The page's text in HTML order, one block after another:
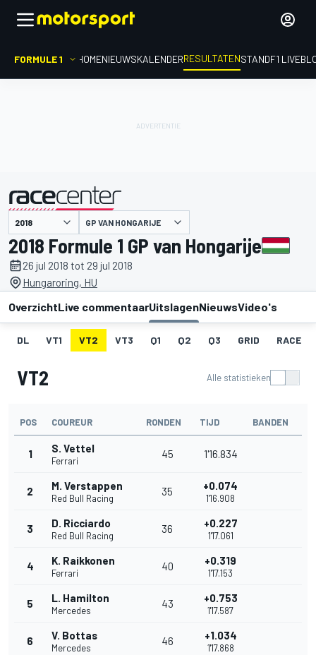
FORMULE 1 HOMENIEUWSKALENDERRESULTATENSTANDF1
gepresenteerd door GP VAN HONGARIJE
2018 Formule 1 GP van Hongarije
26 jul 2018 tot 29 jul 2018
Hungaroring, HU
OverzichtLive commentaarUitslagenNieuwsVideo's
DL VT1 VT2 VT3 Q1 Q2 Q3 GRID RACE
VT2 Alle statistieken
POS COUREUR RONDEN TIJD BANDEN
1 S. Vettel
Ferrari
45 1'16.834
2 M. Verstappen
Red Bull Racing
35 +0.074
1'16.908
3 D. Ricciardo
Red Bull Racing
36 +0.227
1'17.061
4 K. Raikkonen
Ferrari
40 +0.319
1'17.153
5 L. Hamilton
Mercedes
43 +0.753
1'17.587
6 V. Bottas
Mercedes
46 +1.034
1'17.868